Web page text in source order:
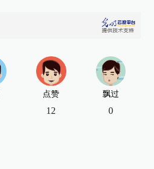
点赞
12
飘过
0